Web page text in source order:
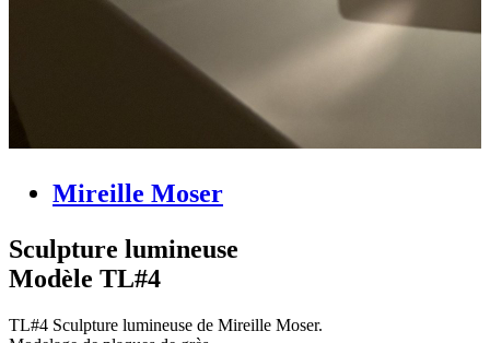
Mireille Moser
Sculpture lumineuse
Modèle TL#4
TL#4 Sculpture lumineuse de Mireille Moser.